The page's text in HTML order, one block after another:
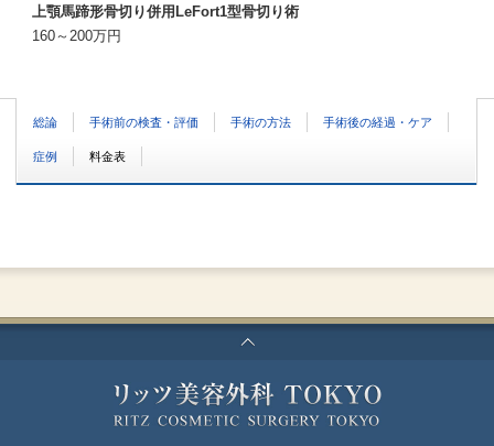
上顎馬蹄形骨切り併用LeFort1型骨切り術
160～200万円
総論 手術前の検査・評価 手術の方法 手術後の経過・ケア
症例 料金表